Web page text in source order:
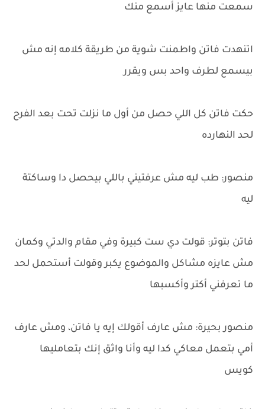
سمعت منها عايز أسمع منك
اتنهدت فاتن واطمنت شوية من طريقة كلامه إنه مش
بيسمع لطرف واحد بس ويقرر
حكت فاتن كل اللي حصل من أول ما نزلت تحت بعد الفرح
لحد النهارده
منصور: طب ليه مش عرفتيني باللي بيحصل دا وساكتة
ليه
فاتن بتوتر: قولت دي ست كبيرة وفي مقام والدتي وكمان
مش عايزه مشاكل والموضوع يكبر وقولت أستحمل لحد
ما تعرفني أكتر وأكسبها
منصور بحيرة: مش عارف أقولك إيه يا فاتن، ومش عارف
أمي بتعمل معاكي كدا ليه وأنا واثق إنك بتعامليها
كويس